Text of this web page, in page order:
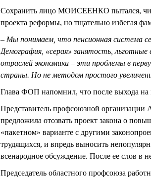
Сохранить лицо МОИСЕЕНКО пытался,
проекта реформы, но тщательно избегая
– Мы понимаем, что пенсионная система
Демография, «серая» занятость, льготные
отраслей экономики – эти проблемы в
страны. Но не методом простого
Глава ФОП напомнил, что после выхода на
Представитель профсоюзной
предложила отозвать проект закона о
«пакетном» варианте с другими
трудящихся, и впредь выносить
всенародное обсуждение. После ее слов в
Председатель областного профсоюза